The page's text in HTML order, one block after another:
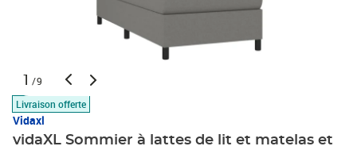
1 /9
Livraison offerte
Vidaxl
vidaXL Sommier à lattes de lit et matelas et